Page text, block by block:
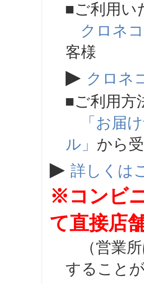
■ご利用い
クロネ
客様
▶ クロネ
■ご利用方
「お届
ル」 から
▶ 詳しくは
※コンビ
て直接店
（営業所
すること